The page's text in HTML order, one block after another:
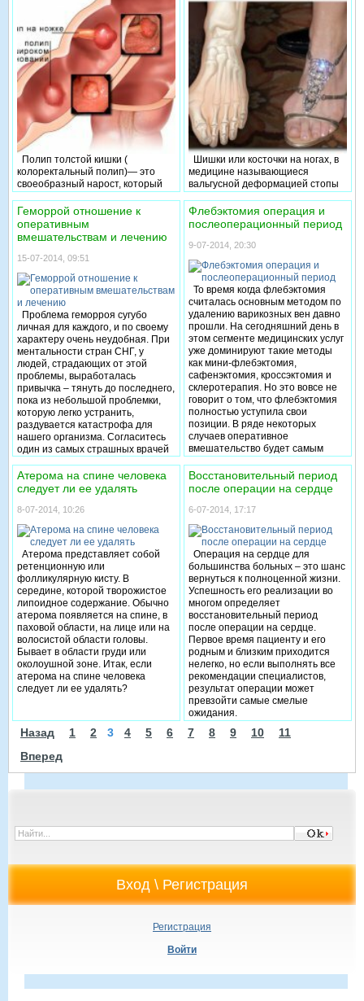
протяжении долгого времени
(более 2 часов) сдавлены какой-
либо тяжестью (землёй,
обломками и др.)
многими с абсолютным
безразличием, но эти, крохотные
пятнышки не так безобидны, как
может показаться на первый
взгляд. Опасность родинок на
теле человека заключается в
возможности, под воздействием
ряда факторов, стать причиной
кожного онкозаболевания.
Полип толстой кишки (
колоректальный полип)— это
своеобразный нарост, который
может возникнуть на внутренней
поверхности, как правило
ободочной или прямой кишки.
Заболевание полипоз толстой
кишки чаще всего не
сопровождается какими-либо
«мясистые наросты», часто
выявляются на
профилактическом обследовании
либо оперативном
вмешательстве вызванном
другой причиной.
Шишки или косточки на ногах, в
медицине называющиеся
вальгусной деформацией стопы
– это часто встречающееся
заболевание, которым страдают
в основном женщины. Причины
их появление достаточно
широки. У мужчин это
15% случаев, причем может
возникнуть исключительно после
травм стопы. Это объясняется
тем, что связки и кости у мужчин
эластичнее и крепче.
Геморрой отношение к
оперативным
вмешательствам и лечению
15-07-2014, 09:51
Проблема геморроя сугубо
личная для каждого, и по своему
характеру очень неудобная. При
ментальности стран СНГ, у
людей, страдающих от этой
проблемы, выработалась
привычка – тянуть до последнего,
пока из небольшой проблемки,
которую легко устранить,
раздувается катастрофа для
нашего организма. Согласитесь
один из самых страшных врачей
бояться операции? Или данная
процедура раз и навсегда
поможет вам устранить
проблему?Геморрой отношение к
оперативным вмешательствам и
лечению должно быть серьезным
и должным образом обдуманным.
Флебэктомия операция и
послеоперационный период
9-07-2014, 20:30
То время когда флебэктомия
считалась основным методом по
удалению варикозных вен давно
прошли. На сегодняшний день в
этом сегменте медицинских услуг
уже доминируют такие методы
как мини-флебэктомия,
сафенэктомия, кроссэктомия и
склеротерапия. Но это вовсе не
говорит о том, что флебэктомия
полностью уступила свои
позиции. В ряде некоторых
случаев оперативное
вмешательство будет самым
венозной недостаточности.
Поэтому тема флебэктомия
операция и послеоперационный
период по-прежнему актуальна.
Атерома на спине человека
следует ли ее удалять
8-07-2014, 10:26
Атерома представляет собой
ретенционную или
фолликулярную кисту. В
середине, которой творожистое
липоидное содержание. Обычно
атерома появляется на спине, в
паховой области, на лице или на
волосистой области головы.
Бывает в области груди или
околоушной зоне. Итак, если
атерома на спине человека
следует ли ее удалять?
Восстановительный период
после операции на сердце
6-07-2014, 17:17
Операция на сердце для
большинства больных – это шанс
вернуться к полноценной жизни.
Успешность его реализации во
многом определяет
восстановительный период
после операции на сердце.
Первое время пациенту и его
родным и близким приходится
нелегко, но если выполнять все
рекомендации специалистов,
результат операции может
превзойти самые смелые
ожидания.
Назад 1 2 3 4 5 6 7 8 9 10
11
Вперед
Регистрация
Войти